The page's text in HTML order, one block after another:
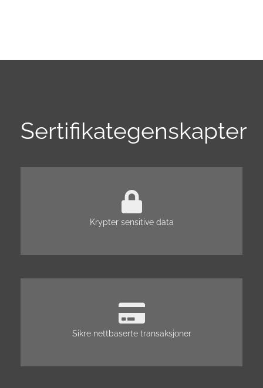
Sertifikategenskapter
Krypter sensitive data
Sikre nettbaserte transaksjoner